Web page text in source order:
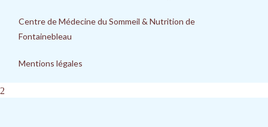
Centre de Médecine du Sommeil & Nutrition de
Fontainebleau
Mentions légales